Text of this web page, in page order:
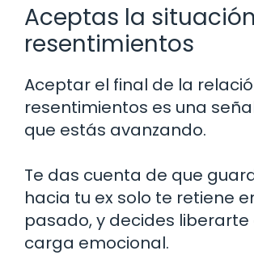
Aceptas la
resentimientos
Aceptar el final de la
resentimientos es una
que estás avanzando.
Te das cuenta de que
hacia tu ex solo te retiene
pasado, y decides liberarte
carga emocional.